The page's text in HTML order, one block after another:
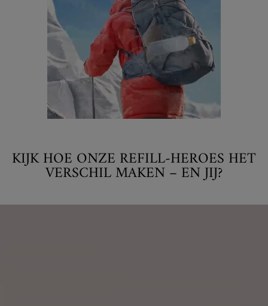
KIJK HOE ONZE REFILL-HEROES HET
VERSCHIL MAKEN – EN JIJ?